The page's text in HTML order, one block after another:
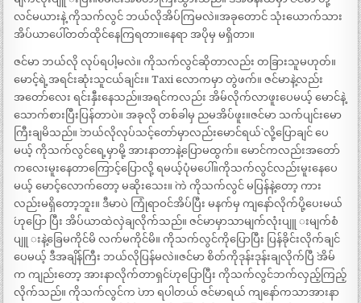
လင်မယားနဲ့ ကိုသက်လွင် ဘယ်လိုအိပ်ကြမလဲ။အခုတောင် သုံးယောက်သား
အိပ်ယာပေါ်တတ်ထိုင်နေကြရတာ။နေရာ အပိုမှ မရှိတာ။
ဇင်မာ ဘယ်လို လုပ်ရပါ့မလဲ။ ကိုသက်လွင်ဆိုတာလည်း တခြားသူမဟုတ်။
မောင့်ရဲ့အရင်းဆုံးသူငယ်ချင်း။ Taxi လောကမှာ တွဲဖက်။ ဇင်မာနဲ့လည်း
အတော်လေး ရင်းနှီးနေသည်။အရင်ကလည်း အိမ်လိုက်လာဖူးပေမယ့် မောင်နဲ့
သောက်စားပြီးပြန်တာပဲ။ အခုလို တစ်ခါမှ ညမအိပ်ဖူး။ဇင်မာ သက်ပျင်းမော
ကြီးချမိသည်။ `ဘယ်လိုလုပ်သင့်တော်မှာလည်းမောင်ရယ်` လို့ပြောချင် ပေ
မယ့် ကိုသက်လွင်ရေ့မှာမို့ အားနာတာနဲ့ပြောမထွက်။ မောင်ကလည်းအတော်
ကလေးမူးနေတာကြောင့်ပြောလို့ ရမယ့်ပုံမပေါ်။ကိုသက်လွင်လည်းမူးနေပေ
မယ့် မောင့်လောက်တော့ မဆိုးသေး။ `ကဲ ကိုသက်လွင် မပြန်နဲ့တော့ ကား
လည်းမရှိတော့ဘူး။ ဒီမာပဲ ကြုံရာဝင်အိပ်ပြီး မနက်မှ ကျနော်လိုက်ပို့ပေးမယ်
´ဟုပြော ပြီး အိပ်ယာထဲလှဲချလိုက်သည်။ ဇင်မာမှာသာမျက်လုံးပျူ းမျက်စံ
ပျူ းနဲ့ခြေမကိုင်မိ လက်မကိုင်မိ။ ကိုသက်လွင်ကိုပြောပြီး ပြန်ခိုင်းလိုက်ချင်
ပေမယ့် ဒီအချိန်ကြီး ဘယ်လိုပြန်မလဲ။ဇင်မာ စိတ်ကိုဒုန်းဒုန်းချလိုက်ပြီ `အိမ်
က ကျည်းတော့ အားနာလိုက်တာရှင်´ဟုပြောပြီး ကိုသက်လွင်ဘက်လှည့်ကြည့်
လိုက်သည်။ ကိုသက်လွင်က `ဟာ ရပါတယ် ဇင်မာရယ် ကျနော်ကသာအားနာ